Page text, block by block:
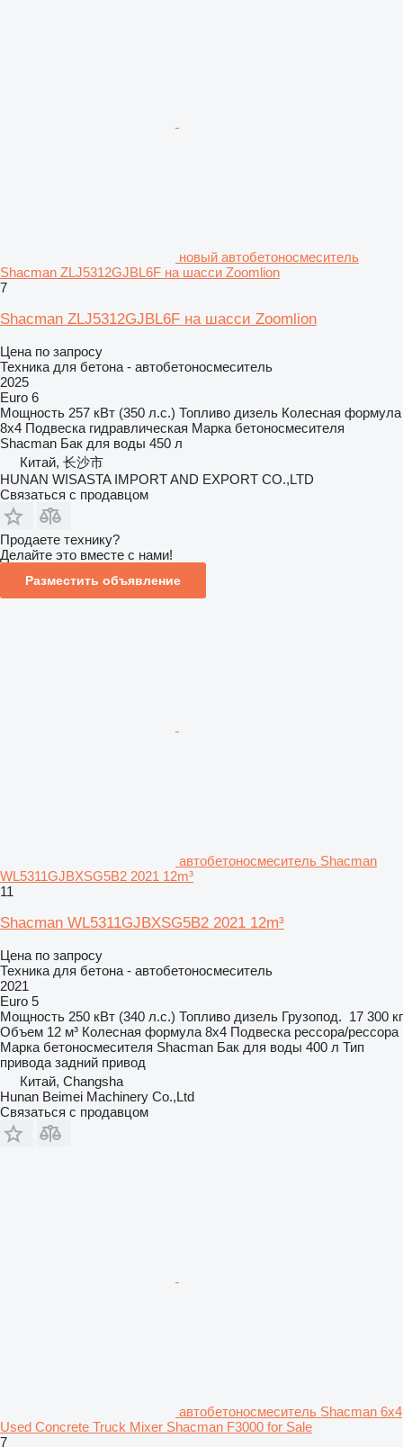
новый автобетоносмеситель
Shacman ZLJ5312GJBL6F на шасси Zoomlion
7
Shacman ZLJ5312GJBL6F на шасси Zoomlion
Цена по запросу
Техника для бетона - автобетоносмеситель
2025
Euro 6
Мощность 257 кВт (350 л.с.) Топливо дизель Колесная формула
8x4 Подвеска гидравлическая Марка бетоносмесителя
Shacman Бак для воды 450 л
Китай, 长沙市
HUNAN WISASTA IMPORT AND EXPORT CO.,LTD
Связаться с продавцом
Продаете технику?
Делайте это вместе с нами!
Разместить объявление
автобетоносмеситель Shacman
WL5311GJBXSG5B2 2021 12m³
11
Shacman WL5311GJBXSG5B2 2021 12m³
Цена по запросу
Техника для бетона - автобетоносмеситель
2021
Euro 5
Мощность 250 кВт (340 л.с.) Топливо дизель Грузопод. 17 300 кг
Объем 12 м³ Колесная формула 8x4 Подвеска рессора/рессора
Марка бетоносмесителя Shacman Бак для воды 400 л Тип
привода задний привод
Китай, Changsha
Hunan Beimei Machinery Co.,Ltd
Связаться с продавцом
автобетоносмеситель Shacman 6x4
Used Concrete Truck Mixer Shacman F3000 for Sale
7